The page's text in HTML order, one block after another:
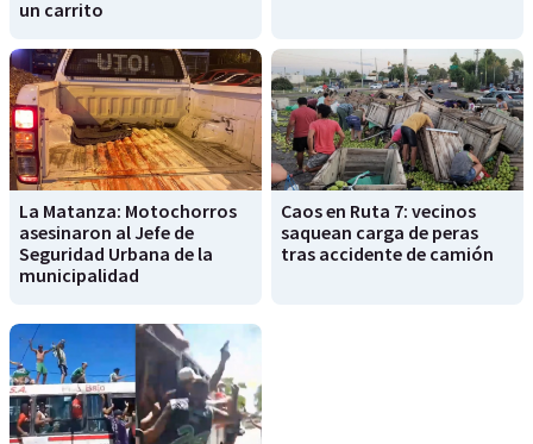
un carrito
La Matanza: Motochorros
asesinaron al Jefe de
Seguridad Urbana de la
municipalidad
Caos en Ruta 7: vecinos
saquean carga de peras
tras accidente de camión